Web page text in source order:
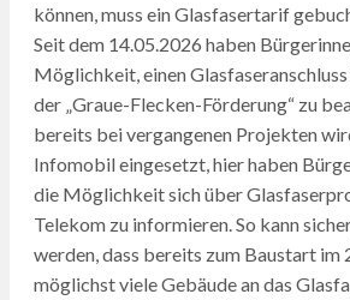
können, muss ein Glasfasertarif
Seit dem 14.05.2026 haben
Möglichkeit, einen
der „Graue-Flecken-Förderung“ zu
bereits bei vergangenen Projekten
Infomobil eingesetzt, hier haben
die Möglichkeit sich über
Telekom zu informieren. So kann
werden, dass bereits zum Baustart im
möglichst viele Gebäude an das